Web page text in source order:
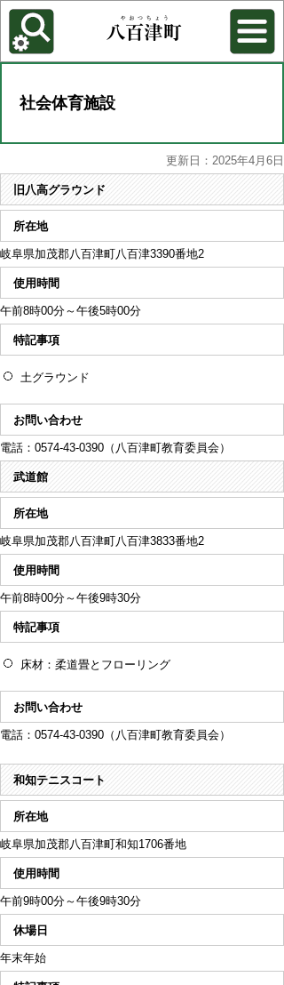
各種機能
背景色を変更する
社会体育施設
更新日：2025年4月6日
旧八高グラウンド
所在地
岐阜県加茂郡八百津町八百津3390番地2
使用時間
午前8時00分～午後5時00分
特記事項
土グラウンド
お問い合わせ
電話：0574-43-0390（八百津町教育委員会）
武道館
所在地
岐阜県加茂郡八百津町八百津3833番地2
使用時間
午前8時00分～午後9時30分
特記事項
床材：柔道畳とフローリング
お問い合わせ
電話：0574-43-0390（八百津町教育委員会）
和知テニスコート
所在地
岐阜県加茂郡八百津町和知1706番地
使用時間
午前9時00分～午後9時30分
休場日
年末年始